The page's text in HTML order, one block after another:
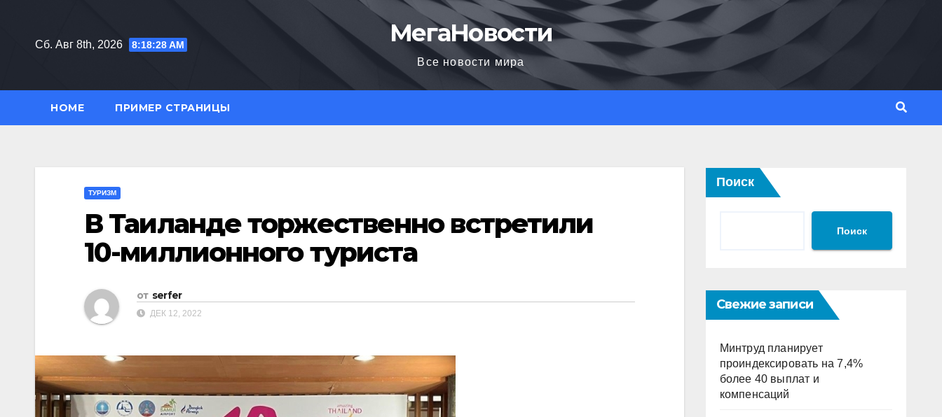
содержимому
Сб. Авг 8th, 2026 8:18:29 AM МегаНовости
Все новости мира
HOME ПРИМЕР СТРАНИЦЫ
ТУРИЗМ
В Таиланде торжественно встретили
10-миллионного туриста
от serfer
ДЕК 12, 2022
Поиск
Поиск
Свежие записи
Минтруд планирует
проиндексировать на 7,4%
более 40 выплат и
компенсаций